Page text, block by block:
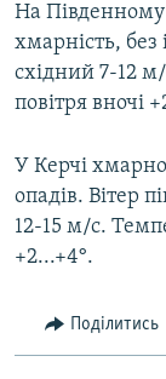
На
хмарність, без
східний 7-12
повітря вночі
У Керчі
опадів. Вітер
12-15 м/с.
+2...+4°.
Поділитись